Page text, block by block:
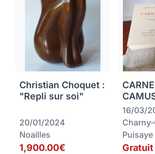
Christian Choquet :
"Repli sur soi"
20/01/2024
Noailles
1,900.00€
16/03/
Puisaye
Gratuit